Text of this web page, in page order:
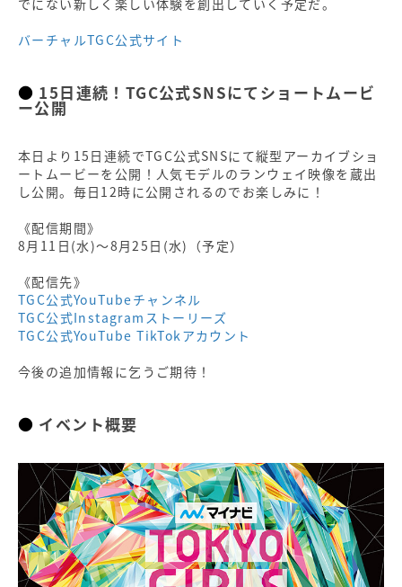
バーチャルTGC公式サイト
15日連続！TGC公式SNSにてショートムービ
ー公開
本日より15日連続でTGC公式SNSにて縦型アーカイブショ
ートムービーを公開！人気モデルのランウェイ映像を蔵出
し公開。毎日12時に公開されるのでお楽しみに！
《配信期間》
8月11日(水)～8月25日(水)（予定）
《配信先》
TGC公式YouTubeチャンネル
TGC公式Instagramストーリーズ
TGC公式YouTube TikTokアカウント
今後の追加情報に乞うご期待！
イベント概要